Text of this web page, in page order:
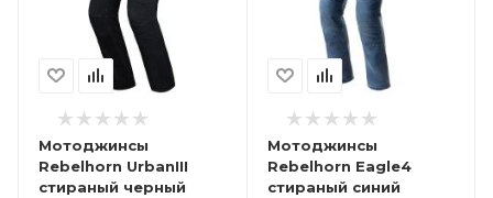
Мотоджинсы
Rebelhorn UrbanIII
стираный черный
Мотоджинсы
Rebelhorn Eagle4
стираный синий